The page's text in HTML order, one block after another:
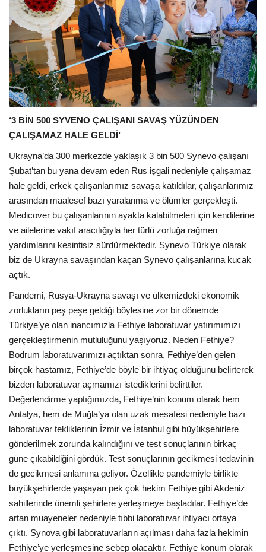
‘3 BİN 500 SYVENO ÇALIŞANI SAVAŞ YÜZÜNDEN
ÇALIŞAMAZ HALE GELDİ’
Ukrayna’da 300 merkezde yaklaşık 3 bin 500 Synevo çalışanı
Şubat’tan bu yana devam eden Rus işgali nedeniyle çalışamaz
hale geldi, erkek çalışanlarımız savaşa katıldılar, çalışanlarımız
arasından maalesef bazı yaralanma ve ölümler gerçekleşti.
Medicover bu çalışanlarının ayakta kalabilmeleri için kendilerine
ve ailelerine vakıf aracılığıyla her türlü zorluğa rağmen
yardımlarını kesintisiz sürdürmektedir. Synevo Türkiye olarak
biz de Ukrayna savaşından kaçan Synevo çalışanlarına kucak
açtık.
Pandemi, Rusya-Ukrayna savaşı ve ülkemizdeki ekonomik
zorlukların peş peşe geldiği böylesine zor bir dönemde
Türkiye’ye olan inancımızla Fethiye laboratuvar yatırımımızı
gerçekleştirmenin mutluluğunu yaşıyoruz. Neden Fethiye?
Bodrum laboratuvarımızı açtıktan sonra, Fethiye’den gelen
birçok hastamız, Fethiye’de böyle bir ihtiyaç olduğunu belirterek
bizden laboratuvar açmamızı istediklerini belirttiler.
Değerlendirme yaptığımızda, Fethiye’nin konum olarak hem
Antalya, hem de Muğla’ya olan uzak mesafesi nedeniyle bazı
laboratuvar tekliklerinin İzmir ve İstanbul gibi büyükşehirlere
gönderilmek zorunda kalındığını ve test sonuçlarının birkaç
güne çıkabildiğini gördük. Test sonuçlarının gecikmesi tedavinin
de gecikmesi anlamına geliyor. Özellikle pandemiyle birlikte
büyükşehirlerde yaşayan pek çok hekim Fethiye gibi Akdeniz
sahillerinde önemli şehirlere yerleşmeye başladılar. Fethiye’de
artan muayeneler nedeniyle tıbbi laboratuvar ihtiyacı ortaya
çıktı. Synova gibi laboratuvarların açılması daha fazla hekimin
Fethiye’ye yerleşmesine sebep olacaktır. Fethiye konum olarak